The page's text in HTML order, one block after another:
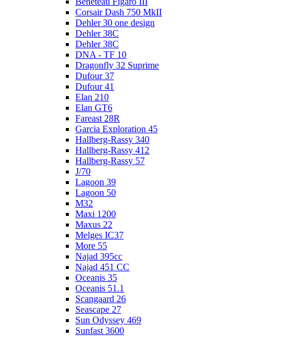
Corsair Dash 750 MkII
Dehler 30 one design
Dehler 38C
Dehler 38C
DNA - TF 10
Dragonfly 32 Suprime
Dufour 37
Dufour 41
Elan 210
Elan GT6
Fareast 28R
Garcia Exploration 45
Hallberg-Rassy 340
Hallberg-Rassy 412
Hallberg-Rassy 57
J/70
Lagoon 39
Lagoon 50
M32
Maxi 1200
Maxus 22
Melges IC37
More 55
Najad 395cc
Najad 451 CC
Oceanis 35
Oceanis 51.1
Scangaard 26
Seascape 27
Sun Odyssey 469
Sunfast 3600